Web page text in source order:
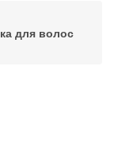
для волос